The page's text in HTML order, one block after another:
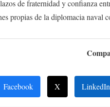
de fraternidad y confianza
propias de la diplomacia naval
Facebook X LinkedIn